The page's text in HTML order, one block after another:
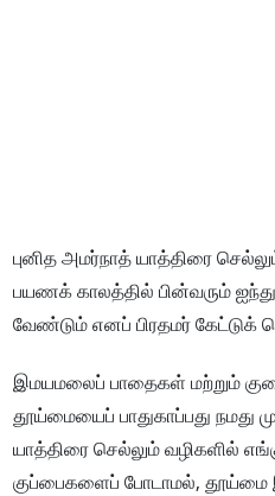
புனித அமர்நாத் யாத்திரை
பயணக் காலத்தில் பின்வரும்
வேண்டும் எனப் பிரதமர்
இமயமலைப் பாதைகள் மற்றும்
தூய்மையைப் பாதுகாப்பது
யாத்திரை செல்லும் வழிகளில்
குப்பைகளைப் போடாமல்,